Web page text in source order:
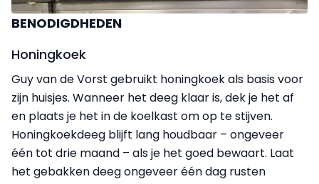
BENODIGDHEDEN
Honingkoek
Guy van de Vorst gebruikt honingkoek als basis voor
zijn huisjes. Wanneer het deeg klaar is, dek je het af
en plaats je het in de koelkast om op te stijven.
Honingkoekdeeg blijft lang houdbaar – ongeveer
één tot drie maand – als je het goed bewaart. Laat
het gebakken deeg ongeveer één dag rusten